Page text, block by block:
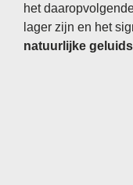
het
lager zijn en het
natuurlijke